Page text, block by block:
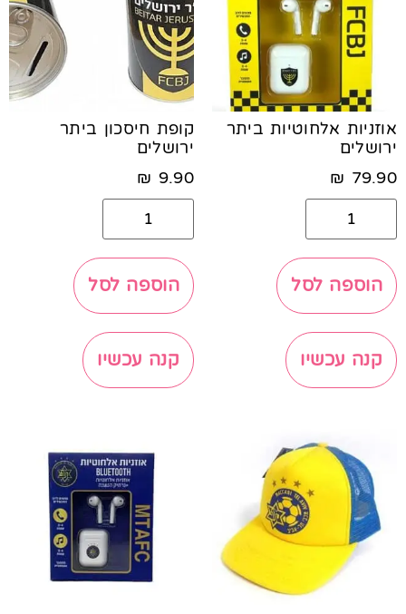
אוזניות אלחוטיות ביתר
ירושלים
79.90
₪
הוספה לסל
קנה עכשיו
קופת חיסכון ביתר
ירושלים
9.90
₪
הוספה לסל
קנה עכשיו